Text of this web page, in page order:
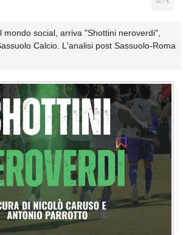
mondo social, arriva "Shottini neroverdi",
Calcio. L'analisi post Sassuolo-Roma